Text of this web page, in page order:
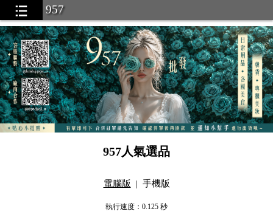
957
957人氣選品
電腦版 | 手機版
執行速度 ：0.125 秒